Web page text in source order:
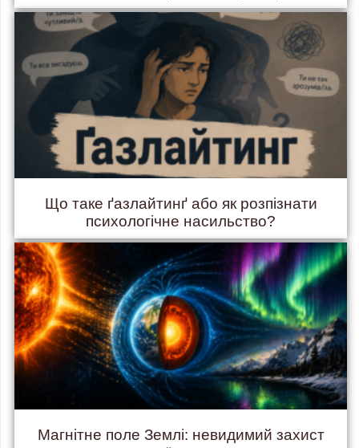
Що таке ґазлайтинґ або як розпізнати
психологічне насильство?
Магнітне поле Землі: невидимий захист